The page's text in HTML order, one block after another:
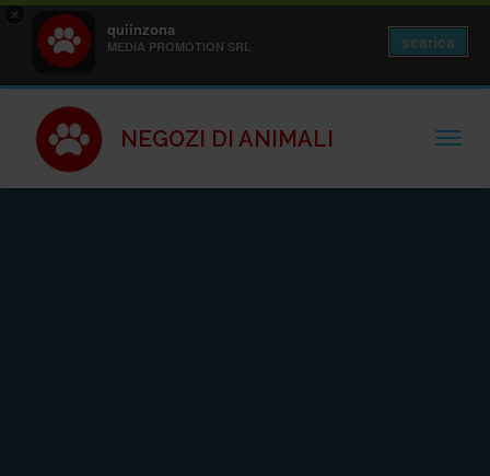
×
quiinzona
MEDIA PROMOTION SRL scarica
NEGOZI DI ANIMALI